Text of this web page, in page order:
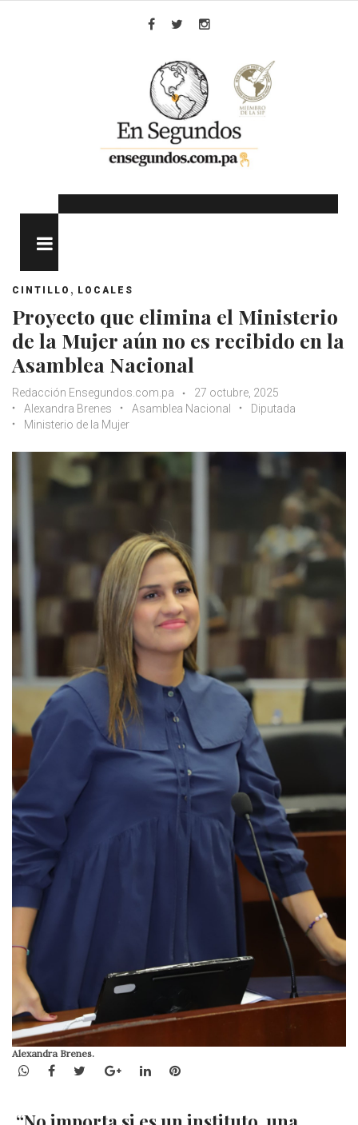
CINTILLO , LOCALES
Proyecto que elimina el Ministerio
de la Mujer aún no es recibido en la
Asamblea Nacional
Redacción Ensegundos.com.pa
27 octubre, 2025
Alexandra Brenes
Asamblea Nacional
Diputada
Ministerio de la Mujer
Alexandra Brenes.
WhatsApp
Facebook
TwitterGoogle+LinkedInPinterest